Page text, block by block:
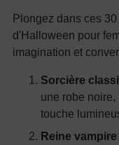
Plongez dans ces
d'Halloween pour
imagination et
Sorcière
une robe
touche
Reine vampire